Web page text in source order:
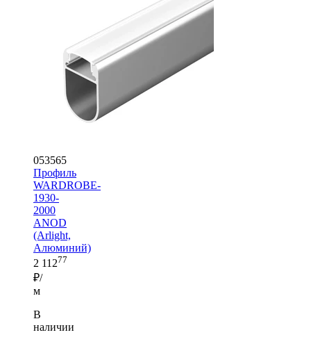
053565
Профиль
WARDROBE-
1930-
2000
ANOD
(Arlight,
Алюминий)
2 11277
₽/
м
В
наличии